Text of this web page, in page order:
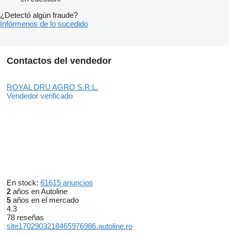
¿Detectó algún fraude?
Infórmenos de lo sucedido
Contactos del vendedor
ROYAL DRU AGRO S.R.L.
Vendedor verificado
En stock: 61615 anuncios
2 años en Autoline
5 años en el mercado
4.3
78 reseñas
site1702903218465976986.autoline.ro